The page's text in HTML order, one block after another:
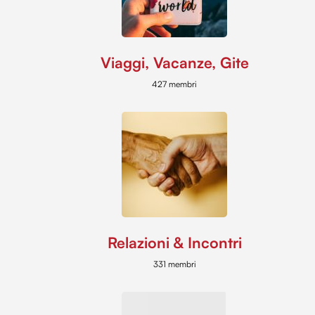
Viaggi, Vacanze, Gite
427 membri
Relazioni & Incontri
331 membri